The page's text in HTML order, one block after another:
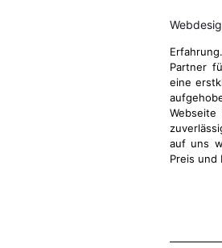
Partner
eine
auf uns
Preis